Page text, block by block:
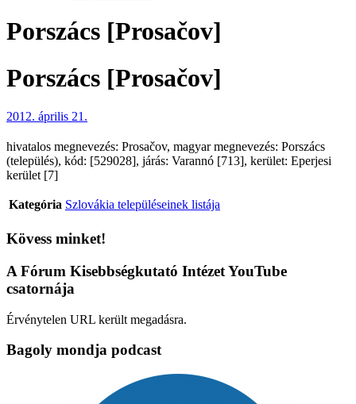
Porszács [Prosačov]
Porszács [Prosačov]
2012. április 21.
hivatalos megnevezés: Prosačov, magyar megnevezés: Porszács
(település), kód: [529028], járás: Varannó [713], kerület: Eperjesi
kerület [7]
Kategória Szlovákia településeinek listája
Kövess minket!
A Fórum Kisebbségkutató Intézet YouTube
csatornája
Érvénytelen URL került megadásra.
Bagoly mondja podcast